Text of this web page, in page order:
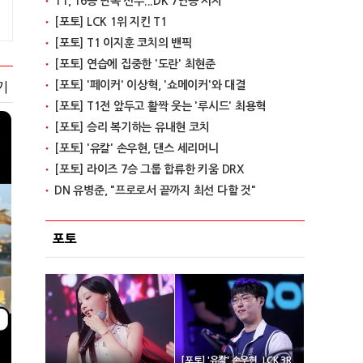
[포토] LCK 1위 지킨 T1
[포토] T1 이지훈 코치의 밴픽
[포토] 연습에 집중한 '도란' 최현준
[포토] '페이커' 이상혁, '쇼메이커'와 대결
[포토] T1전 앞두고 활짝 웃는 '루시드' 최용혁
[포토] 승리 복기하는 유내현 코치
[포토] '유칼' 손우현, 댄스 세리머니
[포토] 라이즈 7승 그룹 합류한 키움 DRX
DN 유병준, "프로로서 끝까지 최선 다할 것"
포토
[포토] '유칼' 손우현, LCK 3R